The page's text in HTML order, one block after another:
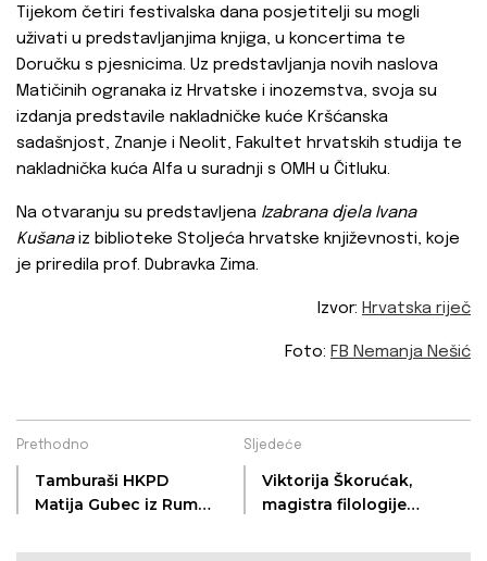
Tijekom četiri festivalska dana posjetitelji su mogli
uživati u predstavljanjima knjiga, u koncertima te
Doručku s pjesnicima. Uz predstavljanja novih naslova
Matičinih ogranaka iz Hrvatske i inozemstva, svoja su
izdanja predstavile nakladničke kuće Kršćanska
sadašnjost, Znanje i Neolit, Fakultet hrvatskih studija te
nakladnička kuća Alfa u suradnji s OMH u Čitluku.
Na otvaranju su predstavljena Izabrana djela Ivana
Kušanaiz biblioteke Stoljeća hrvatske književnosti, koje
je priredila prof. Dubravka Zima.
Izvor: Hrvatska riječ
Foto: FB Nemanja Nešić
Prethodno
Tamburaši HKPD
Matija Gubec iz Rume
Iloku
Sljedeće
Viktorija Škorućak,
magistra filologije
južnoslavenskih